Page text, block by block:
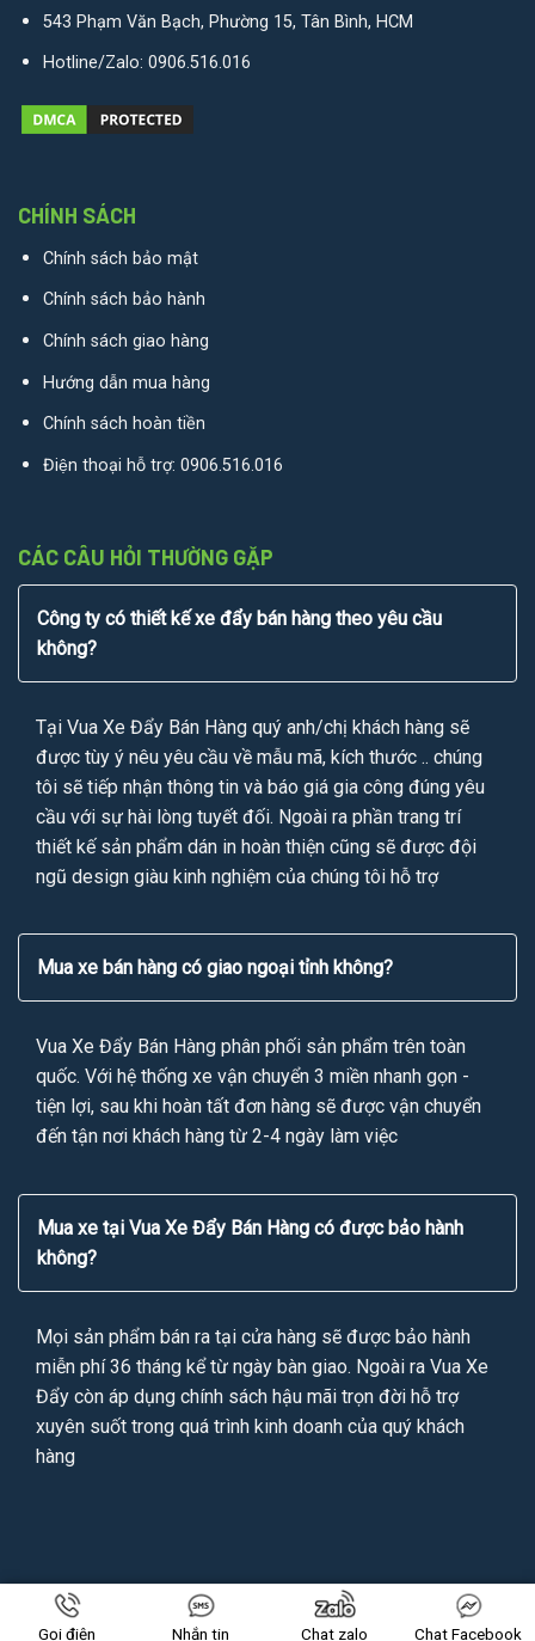
543 Phạm Văn Bạch, Phường 15, Tân Bình, HCM
Hotline/Zalo: 0906.516.016
CHÍNH SÁCH
Chính sách bảo mật
Chính sách bảo hành
Chính sách giao hàng
Hướng dẫn mua hàng
Chính sách hoàn tiền
Điện thoại hỗ trợ: 0906.516.016
CÁC CÂU HỎI THƯỜNG GẶP
Công ty có thiết kế xe đẩy bán hàng theo yêu cầu
không?
Tại Vua Xe Đẩy Bán Hàng quý anh/chị khách hàng sẽ
được tùy ý nêu yêu cầu về mẫu mã, kích thước .. chúng
tôi sẽ tiếp nhận thông tin và báo giá gia công đúng yêu
cầu với sự hài lòng tuyết đối. Ngoài ra phần trang trí
thiết kế sản phẩm dán in hoàn thiện cũng sẽ được đội
ngũ design giàu kinh nghiệm của chúng tôi hỗ trợ
Mua xe bán hàng có giao ngoại tỉnh không?
Vua Xe Đẩy Bán Hàng phân phối sản phẩm trên toàn
quốc. Với hệ thống xe vận chuyển 3 miền nhanh gọn -
tiện lợi, sau khi hoàn tất đơn hàng sẽ được vận chuyển
đến tận nơi khách hàng từ 2-4 ngày làm việc
Mua xe tại Vua Xe Đẩy Bán Hàng có được bảo hành
không?
Mọi sản phẩm bán ra tại cửa hàng sẽ được bảo hành
miễn phí 36 tháng kể từ ngày bàn giao. Ngoài ra Vua Xe
Đẩy còn áp dụng chính sách hậu mãi trọn đời hỗ trợ
xuyên suốt trong quá trình kinh doanh của quý khách
hàng
Copyright 2026 © VUAXEDAYBANHANG.VNAll Rights Reserved
Gọi điện Nhắn tin Chat zalo Chat Facebook